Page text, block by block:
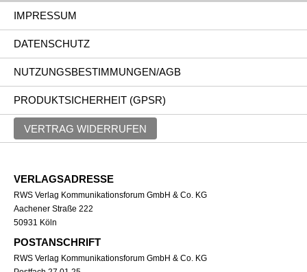
IMPRESSUM
DATENSCHUTZ
NUTZUNGSBESTIMMUNGEN/AGB
PRODUKTSICHERHEIT (GPSR)
VERTRAG WIDERRUFEN
VERLAGSADRESSE
RWS Verlag Kommunikationsforum GmbH & Co. KG
Aachener Straße 222
50931 Köln
POSTANSCHRIFT
RWS Verlag Kommunikationsforum GmbH & Co. KG